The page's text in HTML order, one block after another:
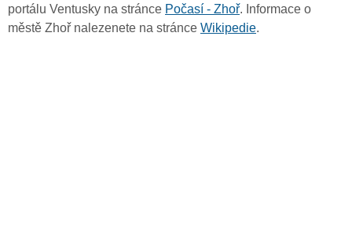
portálu Ventusky na stránce Počasí - Zhoř. Informace o
městě Zhoř nalezenete na stránce Wikipedie.